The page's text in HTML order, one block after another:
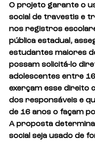
O projeto garante o
social de travestis e
nos registros
pública estadual,
estudantes maiores
possam solicitá-lo
adolescentes entre
exerçam esse direito
dos responsáveis e
de 16 anos o façam
A proposta
social seja usado de